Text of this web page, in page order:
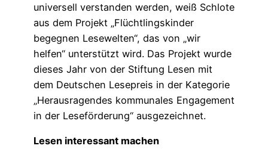
universell verstanden werden, weiß Schlote
aus dem Projekt „Flüchtlingskinder
begegnen Lesewelten“, das von „wir
helfen“ unterstützt wird. Das Projekt wurde
dieses Jahr von der Stiftung Lesen mit
dem Deutschen Lesepreis in der Kategorie
„Herausragendes kommunales Engagement
in der Leseförderung“ ausgezeichnet.
Lesen interessant machen